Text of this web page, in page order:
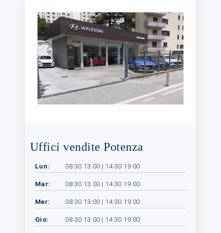
Uffici vendite Potenza
Lun: 08:30 13:00 | 14:30 19:00
Mar: 08:30 13:00 | 14:30 19:00
Mer: 08:30 13:00 | 14:30 19:00
Gio: 08:30 13:00 | 14:30 19:00